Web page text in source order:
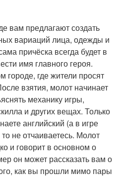
вам предлагают создать
вариаций лица, одежды и
причёска всегда будет в
имя главного героя.
городе, где жители просят
взятия, молот начинает
механику игры,
и других вещах. Только
английский (а в игре
то не отчаиваетесь. Молот
и говорит в основном о
он может рассказать вам о
как вы прошли мимо пары